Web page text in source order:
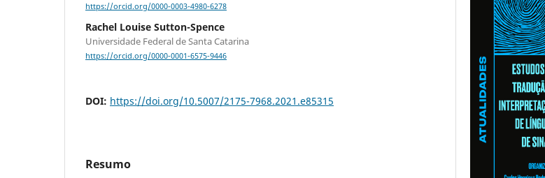
https://orcid.org/0000-0003-4980-6278
Rachel Louise Sutton-Spence
Universidade Federal de Santa Catarina
https://orcid.org/0000-0001-6575-9446
DOI: https://doi.org/10.5007/2175-7968.2021.e85315
Resumo